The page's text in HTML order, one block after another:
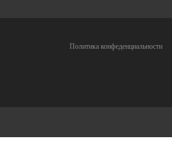
Политика конфеденциальности